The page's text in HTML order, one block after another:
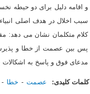
کلام متکلمان نشان می
پس بین عصمت از خطا و پذیرش
مدعای فوق و پاسخ به اشکالات
کلمات کلیدی: عصمت خطا